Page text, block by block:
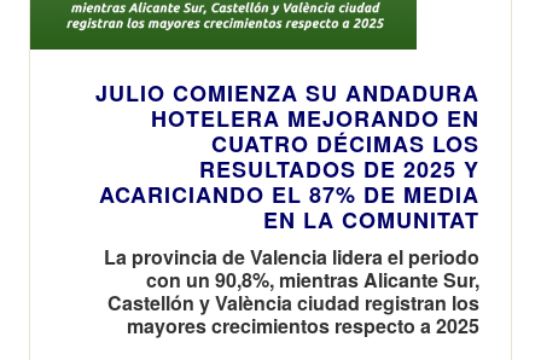
JULIO COMIENZA SU ANDADURA
HOTELERA MEJORANDO EN
CUATRO DÉCIMAS LOS
RESULTADOS DE 2025 Y
ACARICIANDO EL 87% DE MEDIA
EN LA COMUNITAT
La provincia de Valencia lidera el periodo
con un 90,8%, mientras Alicante Sur,
Castellón y València ciudad registran los
mayores crecimientos respecto a 2025